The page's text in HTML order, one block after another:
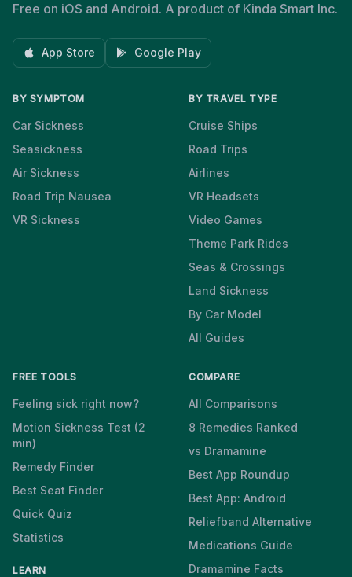
Free on iOS and Android. A product of Kinda Smart Inc.
App Store Google Play
BY SYMPTOM
Car Sickness
Seasickness
Air Sickness
Road Trip Nausea
VR Sickness
BY TRAVEL TYPE
Cruise Ships
Road Trips
Airlines
VR Headsets
Video Games
Theme Park Rides
Seas & Crossings
Land Sickness
By Car Model
All Guides
FREE TOOLS
Feeling sick right now?
Motion Sickness Test (2
min)
Remedy Finder
Best Seat Finder
Quick Quiz
Statistics
LEARN
COMPARE
All Comparisons
8 Remedies Ranked
vs Dramamine
Best App Roundup
Best App: Android
Reliefband Alternative
Medications Guide
Dramamine Facts